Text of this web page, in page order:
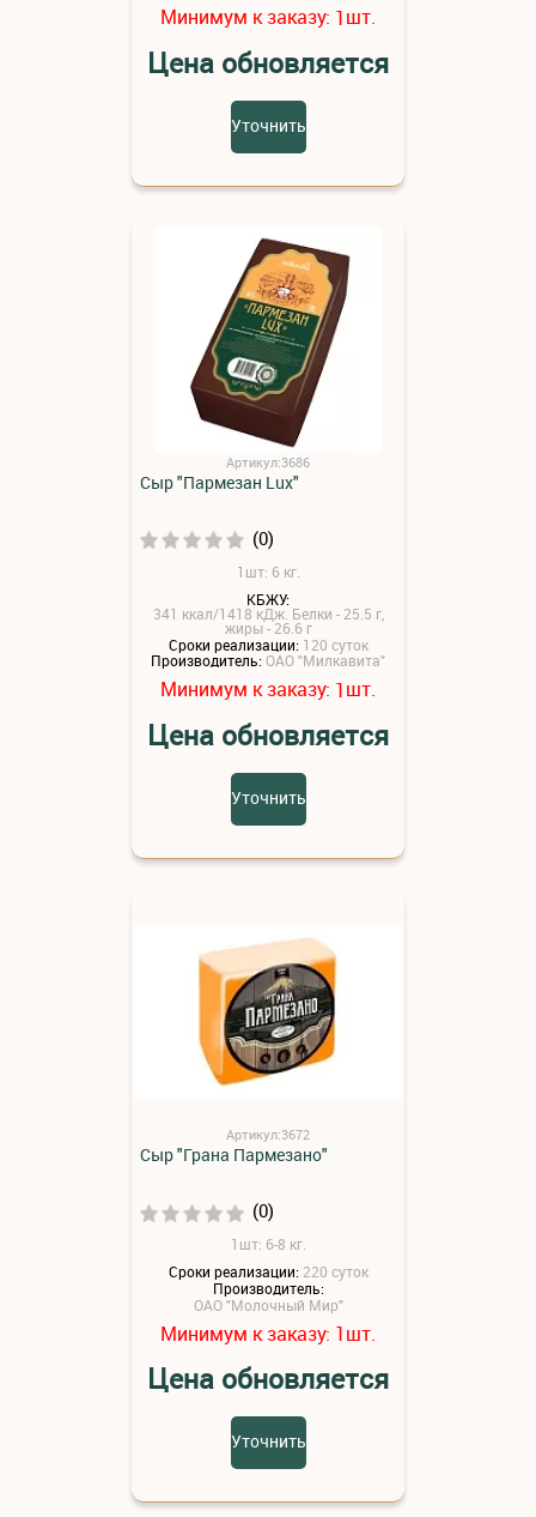
Минимум к заказу: 1шт.
Цена обновляется
Уточнить
Артикул:3686
Сыр "Пармезан Lux"
(0)
1шт: 6 кг.
КБЖУ:
341 ккал/1418 кДж. Белки - 25.5 г,
жиры - 26.6 г
Сроки реализации: 120 суток
Производитель:ОАО "Милкавита"
Минимум к заказу: 1шт.
Цена обновляется
Уточнить
Артикул:3672
Сыр "Грана Пармезано"
(0)
1шт: 6-8 кг.
Сроки реализации: 220 суток
Производитель:
ОАО "Молочный Мир"
Минимум к заказу: 1шт.
Цена обновляется
Уточнить